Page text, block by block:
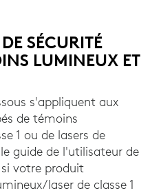
SÉCURITÉ
LUMINEUX ET
s'appliquent aux
de témoins
1 ou de lasers de
guide de l'utilisateur de
votre produit
laser de classe 1